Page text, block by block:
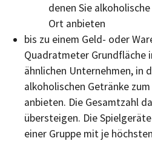
denen Sie
Ort anbieten
bis zu einem Geld- oder
Quadratmeter Grundfläche
ähnlichen Unternehmen, in
alkoholischen Getränke
anbieten. Die Gesamtzahl
übersteigen. Die
einer Gruppe mit je